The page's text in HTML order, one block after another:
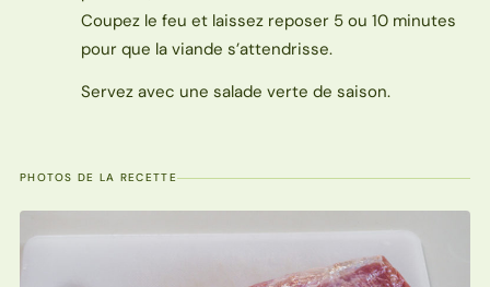
Coupez le feu et laissez reposer 5 ou 10 minutes
pour que la viande s’attendrisse.
Servez avec une salade verte de saison.
PHOTOS DE LA RECETTE